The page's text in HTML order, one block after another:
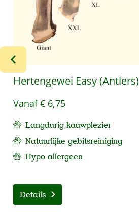
Hertengewei Easy (Antlers)
Vanaf€ 6,75
Langdurig kauwplezier
Natuurlijke gebitsreiniging
Hypo allergeen
Details